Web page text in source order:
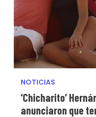
NOTICIAS
‘Chicharito’
anunciaron que